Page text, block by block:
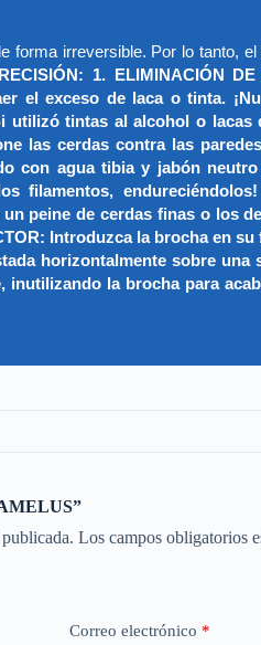
forma irreversible. Por lo tanto,
1. ELIMINACIÓN DE
el exceso de laca o tinta.
utilizó tintas al alcohol o lacas
las cerdas contra las
con agua tibia y jabón
filamentos, endureciéndolos!
peine de cerdas finas o los
Introduzca la brocha en
horizontalmente sobre una
inutilizando la brocha para
Los campos obligatorios
Correo electrónico *